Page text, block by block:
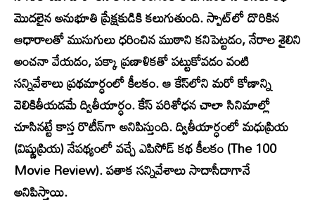
మొదలైన అనుభూతి ప్రేక్షకుడికి కలుగుతుంది. స్పాట్‌లో దొరికిన
ఆధారాలతో ముసుగులు ధరించిన ముఠాని కనిపెట్టడం, నేరాల శైలిని
అంచనా వేయడం, పక్కా ప్రణాళికతో పట్టుకోవడం వంటి
సన్నివేశాలు ప్రథమార్ధంలో కీలకం. ఆ కేస్‌లోని మరో కోణాన్ని
వెలికితీయడమే ద్వితీయార్ధం. కేస్ పరిశోధన చాలా సినిమాల్లో
చూసినట్టే కాస్త రొటీన్‌గా అనిపిస్తుంది. ద్వితీయార్ధంలో మధుప్రియ
(విష్ణుప్రియ) నేపథ్యంలో వచ్చే ఎపిసోడ్ కథ కీలకం (The 100
Movie Review). పతాక సన్నివేశాలు సాదాసీదాగానే
అనిపిస్తాయి.